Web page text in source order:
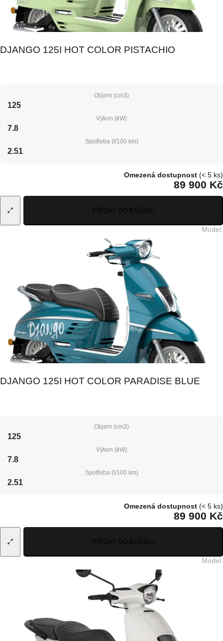
DJANGO 125I HOT COLOR PISTACHIO
Objem (cm3)
125
Výkon (kW)
7.8
Spotřeba (l/100 km)
2.51
Omezená dostupnost (< 5 ks)
89 900 Kč
PŘIDAT DO KOŠÍKU
Model:
DJANGO 125I HOT COLOR PARADISE BLUE
Objem (cm3)
125
Výkon (kW)
7.8
Spotřeba (l/100 km)
2.51
Omezená dostupnost (< 5 ks)
89 900 Kč
PŘIDAT DO KOŠÍKU
Model: